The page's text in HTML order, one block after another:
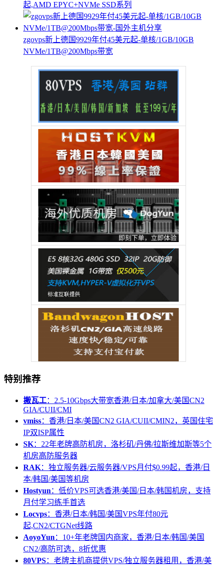
起,AMD EPYC+NVMe SSD系列
zgovps新上德国9929年付45美元起-单核/1GB/10GB
NVMe/1TB@200Mbps带宽
特别推荐
搬瓦工：2.5-10Gbps大带宽香港/日本/加拿大/美国CN2
GIA/CUII/CMI
vmiss：香港/日本/美国CN2 GIA/CUII/CMIN2，英国住宅
IP双ISP属性
SK：22年老牌高防机房，洛杉矶/丹佛/拉斯维加斯等5个
机房高防服务器
RAK：独立服务器/云服务器/VPS月付$0.99起，香港/日
本/韩国/美国等机房
Hostyun ：低价VPS可选香港/美国/日本/韩国机房，支持
月付学习练手首选
Locvps：香港/日本/韩国/美国VPS年付80元
起,CN2/CTGNet线路
AoyoYun ：10+年老牌国内商家，香港/日本/韩国/美国
CN2/高防可选，8折优惠
80VPS：老牌主机商提供VPS/独立服务器租用，香港/美